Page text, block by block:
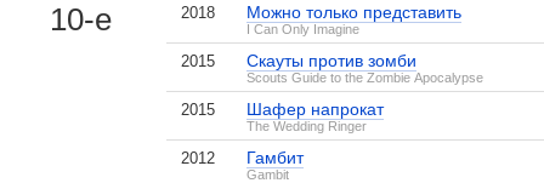
10-е 2018 Можно только представить
I Can Only Imagine
2015 Скауты против зомби
Scouts Guide to the Zombie Apocalypse
2015 Шафер напрокат
The Wedding Ringer
2012 Гамбит
Gambit